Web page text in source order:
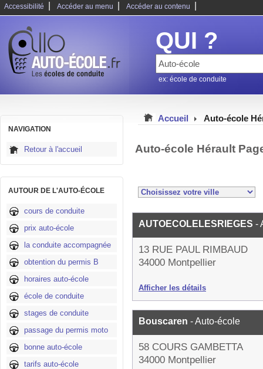
Accessibilité Accéder au menu Accéder au contenu
QUI ?
ex: école de conduite
NAVIGATION
Retour à l'accueil
AUTOUR DE L'AUTO-ÉCOLE
cours de conduite
prix auto-école
la conduite accompagnée
obtention du permis B
horaires auto-école
école de conduite
stages de conduite
passage du permis moto
bonne auto-école
tarifs auto-école
Accueil Auto-école
Auto-école Hérault
AUTOECOLELESRIEGES -
13 RUE PAUL RIMBAUD
34000 Montpellier
Afficher les détails
Bouscaren - Auto-école
58 COURS GAMBETTA
34000 Montpellier